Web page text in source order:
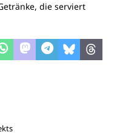
die serviert